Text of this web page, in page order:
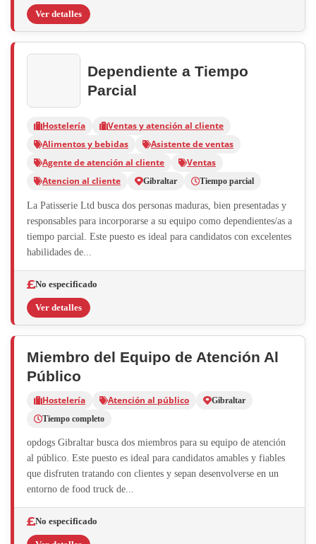
Ver detalles
Dependiente a Tiempo
Parcial
Hostelería
Ventas y atención al cliente
Alimentos y bebidas
Asistente de ventas
Agente de atención al cliente
Ventas
Atencion al cliente
Gibraltar Tiempo parcial
La Patisserie Ltd busca dos personas maduras, bien presentadas y
responsables para incorporarse a su equipo como dependientes/as a
tiempo parcial. Este puesto es ideal para candidatos con excelentes
habilidades de...
No especificado
Ver detalles
Miembro del Equipo de Atención Al
Público
Hostelería Atención al público
Gibraltar
Tiempo completo
opdogs Gibraltar busca dos miembros para su equipo de atención
al público. Este puesto es ideal para candidatos amables y fiables
que disfruten tratando con clientes y sepan desenvolverse en un
entorno de food truck de...
No especificado